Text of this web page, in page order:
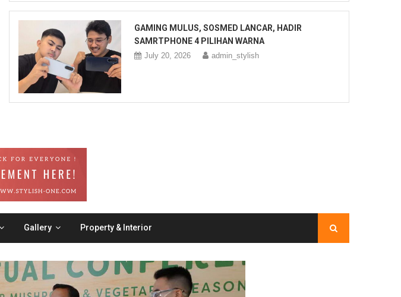
GAMING MULUS, SOSMED LANCAR, HADIR
SAMRTPHONE 4 PILIHAN WARNA
July 20, 2026 admin_stylish
Gallery Property & Interior